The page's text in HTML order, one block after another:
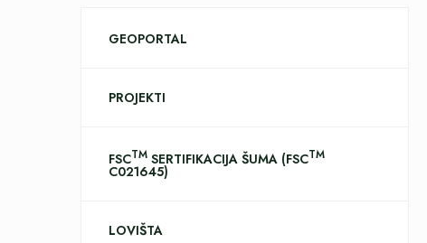
GEOPORTAL
PROJEKTI
FSCTMSERTIFIKACIJA ŠUMA (FSCTM
C021645)
LOVIŠTA